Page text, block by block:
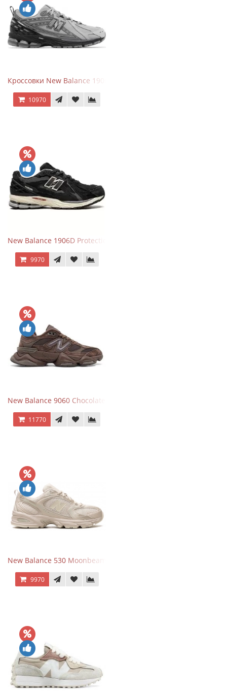
Кроссовки New Balance 1906R Brighton Grey
10970
New Balance 1906D Protection Pack Black черные
9970
New Balance 9060 Chocolate Brown
11770
New Balance 530 Moonbeam Sea Salt
9970